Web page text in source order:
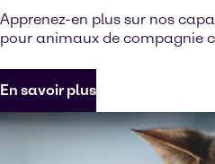
Apprenez-en plus sur nos
pour animaux de compagnie
En savoir plus